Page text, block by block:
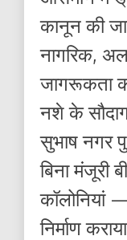
कानून की
नागरिक,
जागरूकता
नशे के
सुभाष नगर
बिना मंजूरी
कॉलोनियां
निर्माण